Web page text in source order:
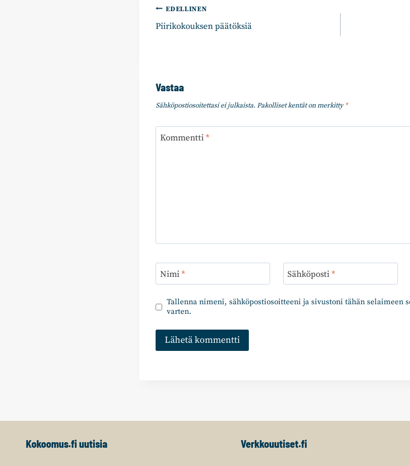
Artikkelien
selaus
EDELLINEN
Piirikokouksen päätöksiä
Vastaa
Sähköpostiosoitettasi ei julkaista. Pakolliset kentät on merkitty*
Kommentti*
Nimi* Sähköposti*
Tallenna nimeni, sähköpostiosoitteeni ja sivustoni tähän selaimeen
varten.
Kokoomus.fi uutisia Verkkouutiset.fi